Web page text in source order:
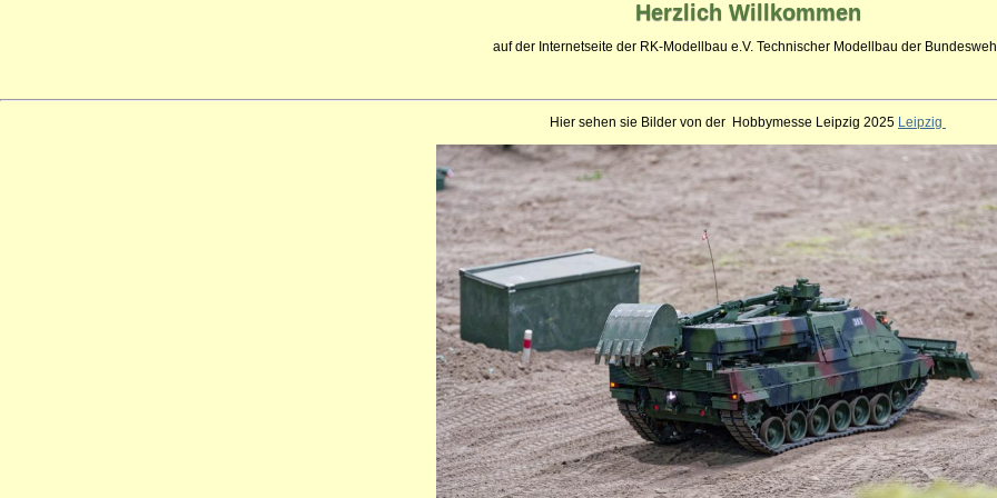
Herzlich Willkommen
auf der Internetseite der RK-Modellbau e.V. Technischer Modellbau der
Hier sehen sie Bilder von der Hobbymesse Leipzig 2025 Leipzig